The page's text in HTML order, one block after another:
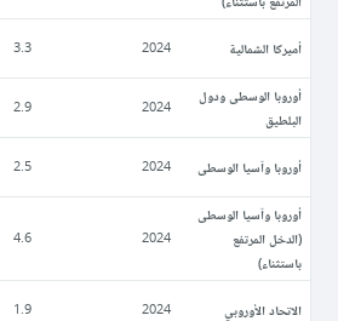
أميركا الشمالية 2024
3.3
أوروبا الوسطى ودول
البلطيق
2024
2.9
أوروبا وآسيا الوسطى 2024
2.5
أوروبا وآسيا الوسطى
(الدخل المرتفع
باستثناء)
2024
4.6
الاتحاد الأوروبي 2024
1.9